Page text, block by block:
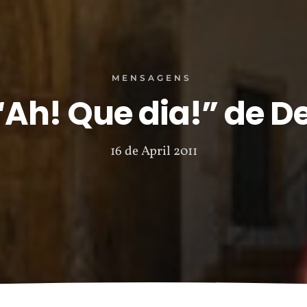
MENSAGENS
Que dia!” de
16 de April 2011